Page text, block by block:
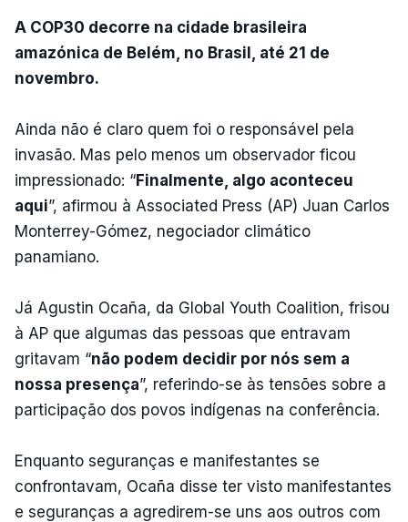
A COP30 decorre na cidade brasileira
amazónica de Belém, no Brasil, até 21 de
novembro.
Ainda não é claro quem foi o responsável pela
invasão. Mas pelo menos um observador ficou
impressionado: “Finalmente, algo aconteceu
aqui”, afirmou à Associated Press (AP) Juan Carlos
Monterrey-Gómez, negociador climático
panamiano.
Já Agustin Ocaña, da Global Youth Coalition, frisou
à AP que algumas das pessoas que entravam
gritavam “não podem decidir por nós sem a
nossa presença”, referindo-se às tensões sobre a
participação dos povos indígenas na conferência.
Enquanto seguranças e manifestantes se
confrontavam, Ocaña disse ter visto manifestantes
e seguranças a agredirem-se uns aos outros com